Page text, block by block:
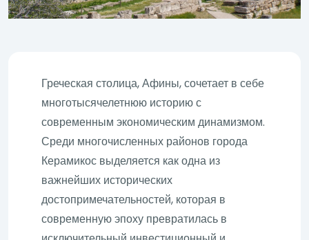
Греческая столица, Афины, сочетает в себе
многотысячелетнюю историю с
современным экономическим динамизмом.
Среди многочисленных районов города
Керамикос выделяется как одна из
важнейших исторических
достопримечательностей, которая в
современную эпоху превратилась в